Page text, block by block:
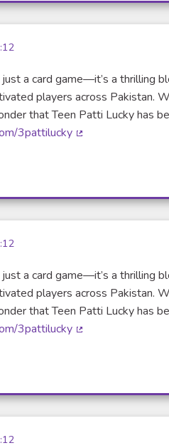
a card game—it’s a thrilling
players across Pakistan.
that Teen Patti Lucky has
3pattilucky
a card game—it’s a thrilling
players across Pakistan.
that Teen Patti Lucky has
3pattilucky